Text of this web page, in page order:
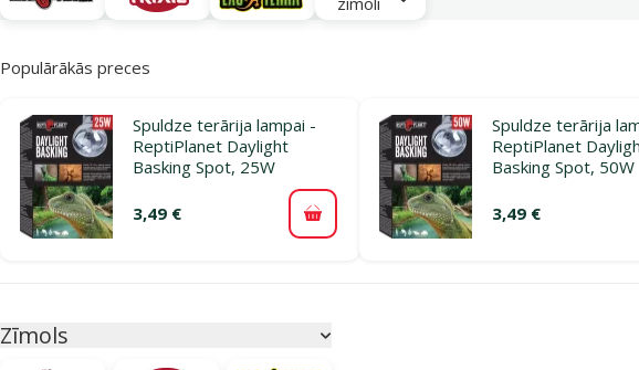
Populārākās preces
Spuldze terārija lampai -
ReptiPlanet Daylight
Basking Spot, 25W
3,49 € Pievienot grozam
Spuldze terārija
ReptiPlanet
Basking Spot, 50W
3,49 €
Zīmols